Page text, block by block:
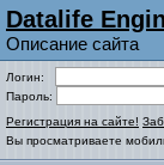
Datalife
Описание сайта
Логин:
Пароль:
Регистрация на сайте!
Вы просматриваете